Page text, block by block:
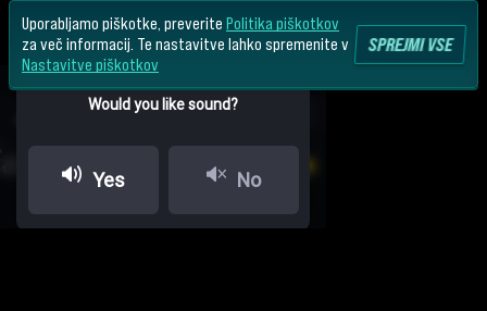
Uporabljamo piškotke, preverite Politika piškotkov
za več informacij. Te nastavitve lahko spremenite v
Nastavitve piškotkov
SPREJMI VSE